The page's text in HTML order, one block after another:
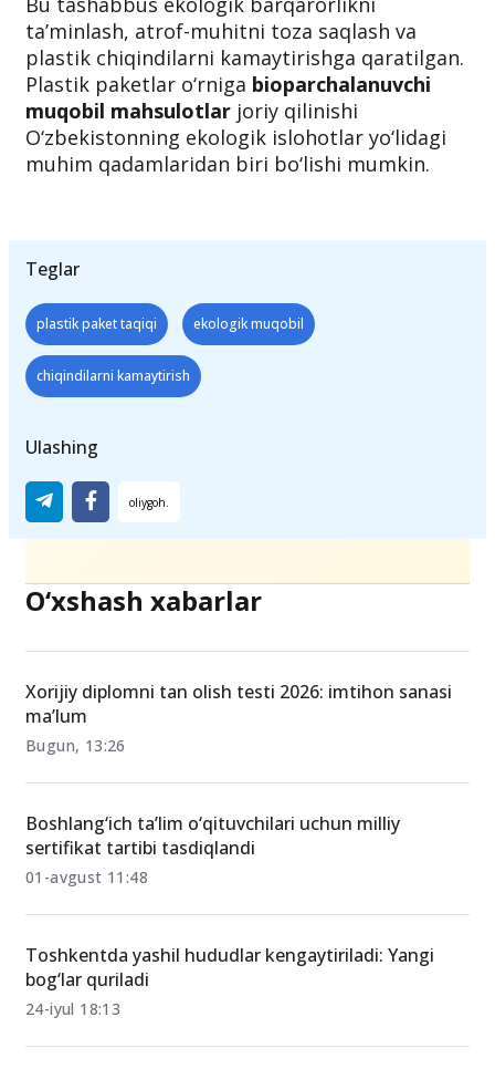
Xulosa
Bu tashabbus ekologik barqarorlikni
ta’minlash, atrof-muhitni toza saqlash va
plastik chiqindilarni kamaytirishga qaratilgan.
Plastik paketlar o‘rnigabioparchalanuvchi
Teglar
plastik paket taqiqi ekologik muqobil
chiqindilarni kamaytirish
Ulashing
O‘xshash xabarlar
ma’lum
Bugun, 13:26
sertifikat tartibi tasdiqlandi
01-avgust 11:48
bog‘lar quriladi